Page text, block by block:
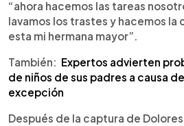
“ahora hacemos las tareas
lavamos los trastes y hacemos la
esta mi hermana mayor”.
También: Expertos advierten
de niños de sus padres a causa
excepción
Después de la captura de